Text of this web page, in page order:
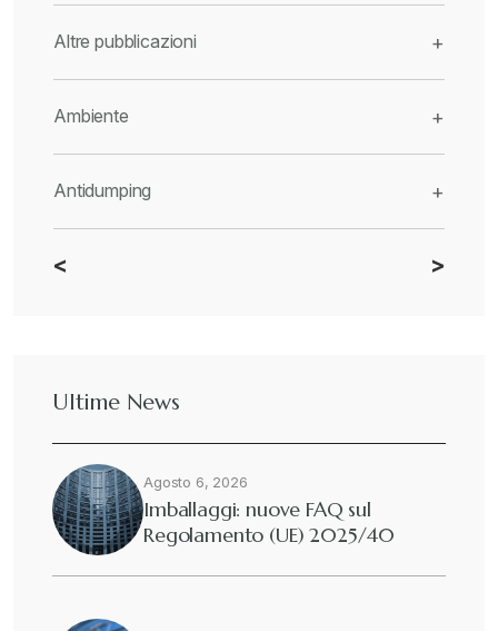
Altre pubblicazioni +
Ambiente +
Antidumping +
CBAM +
Deforestazione
Diritto tributario internazionale
< >
Ultime News
Agosto 6, 2026
Imballaggi: nuove FAQ sul
Regolamento (UE) 2025/40